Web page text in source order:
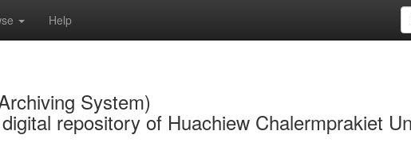
Help
System)
repository of Huachiew Chalermprakiet